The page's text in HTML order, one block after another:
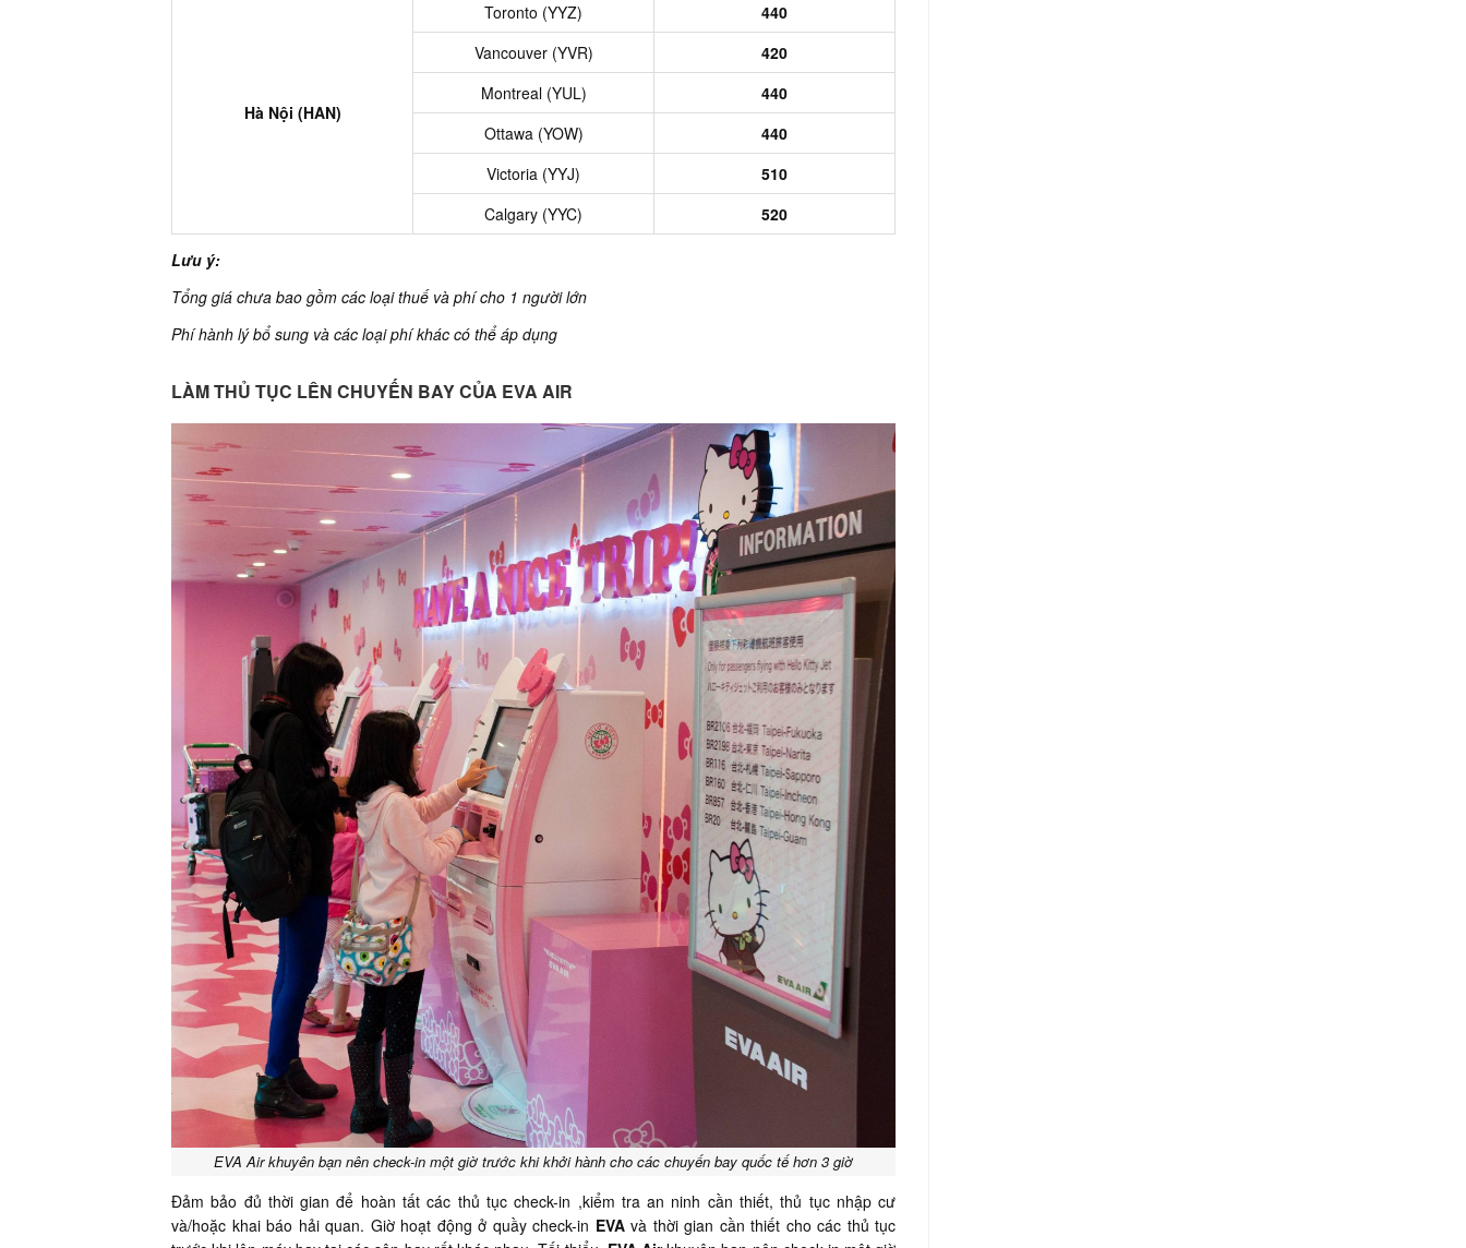
Hà Nội (HAN)
Toronto (YYZ)
440
Vancouver (YVR)
420
Montreal (YUL)
440
Ottawa (YOW)
440
Victoria (YYJ)
510
Calgary (YYC)
520
Lưu ý:
Tổng giá chưa bao gồm các loại thuế và phí cho 1 người lớn
Phí hành lý bổ sung và các loại phí khác có thể áp dụng
LÀM THỦ TỤC LÊN CHUYẾN BAY CỦA EVA AIR
EVA Air khuyên bạn nên check-in một giờ trước khi khởi hành cho các chuyến bay quốc tế hơn 3 giờ
Đảm bảo đủ thời gian để hoàn tất các thủ tục check-in ,kiểm tra an ninh cần thiết, thủ tục nhập cư
và/hoặc khai báo hải quan. Giờ hoạt động ở quầy check-in EVAvà thời gian cần thiết cho các thủ tục